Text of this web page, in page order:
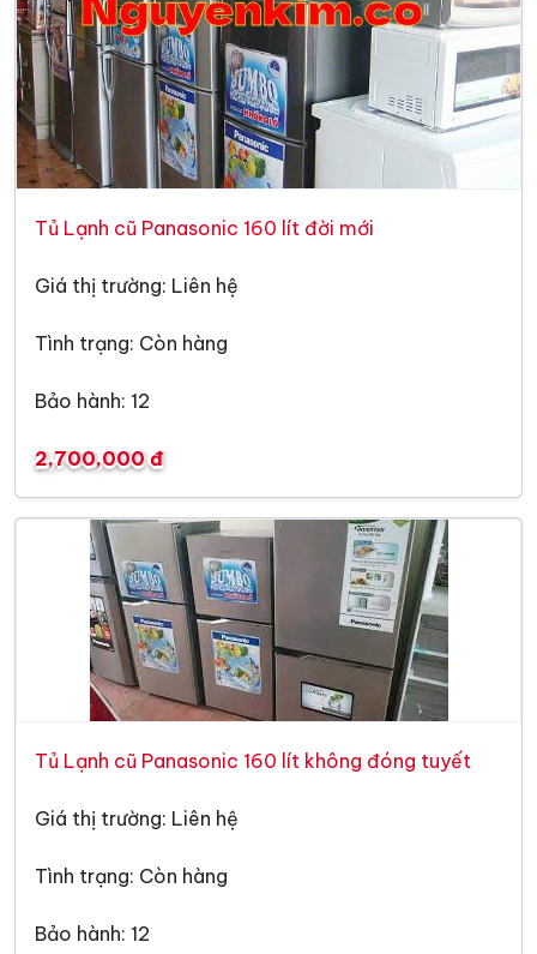
Tủ Lạnh cũ Panasonic 160 lít đời mới
Giá thị trường: Liên hệ
Tình trạng: Còn hàng
Bảo hành: 12
2,700,000 đ
Tủ Lạnh cũ Panasonic 160 lít không đóng tuyết
Giá thị trường: Liên hệ
Tình trạng: Còn hàng
Bảo hành: 12